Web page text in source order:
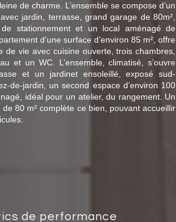
de charme. L’ensemble se compose d’un
jardin, terrasse, grand garage de 80m²,
stationnement et un local aménagé de
d’une surface d’environ 85 m², offre
de vie avec cuisine ouverte, trois chambres,
et un WC. L’ensemble, climatisé, s’ouvre
et un jardinet ensoleillé, exposé sud-
de-jardin, un second espace d’environ 100
idéal pour un atelier, du rangement. Un
80 m² complète ce bien, pouvant accueillir